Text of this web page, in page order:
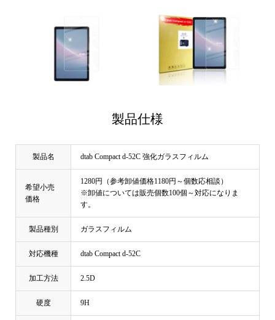
製品仕様
製品名 dtab Compact d-52C 強化ガラスフィルム
希望小売
価格
1280円（参考卸値価格1180円～個数応相談）
※卸値については販売個数100個～対応になりま
す。
製品種別 ガラスフィルム
対応機種 dtab Compact d-52C
加工方法 2.5D
硬度 9H